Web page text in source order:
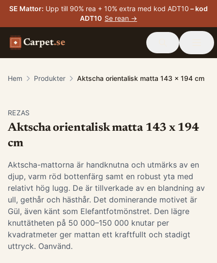
SE Mattor: Upp till 90% rea + 10% extra med kod ADT10 – kod
ADT10 Se rean →
Carpet.se
Hem Produkter Aktscha orientalisk matta 143 x 194 cm
REZAS
Aktscha orientalisk matta 143 x 194
cm
Aktscha-mattorna är handknutna och utmärks av en
djup, varm röd bottenfärg samt en robust yta med
relativt hög lugg. De är tillverkade av en blandning av
ull, gethår och hästhår. Det dominerande motivet är
Gül, även känt som Elefantfotmönstret. Den lägre
knuttätheten på 50 000–150 000 knutar per
kvadratmeter ger mattan ett kraftfullt och stadigt
uttryck. Oanvänd.